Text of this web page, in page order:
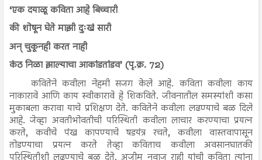
‘एक दयाळू कविता आहे बिच्चारी
की शोषून घेते माझी दुःखं सारी
अन् चुकूनही करत नाही
कंठ निळा झाल्याचा आकांडतांडव’ (पृ.क्र. 72)
कवितेने कवीला नेहमी सजग केले आहे. कविता कवीला काय
नाकारावे आणि काय स्वीकारावे हे शिकविते. जीवनातील समस्यांशी कसा
मुकाबला करावा याचे प्रशिक्षण देते. कवितेने कवीला लढण्याचे बळ दिले
आहे. जेव्हा अवतीभोवतीची परिस्थिती कवीला लाचार करण्याचा प्रयत्न
करते, कवीचे पंख कापण्याचे षडयंत्र रचते, कवीला वास्तवापासून
तोडण्याचा प्रयत्न करते तेव्हा कविताच कवीला अवसानघातकी